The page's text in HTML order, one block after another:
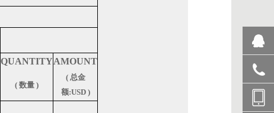
QUANTITYAMOUNT
( 数量 )
( 总金
额:USD )
QQ咨询